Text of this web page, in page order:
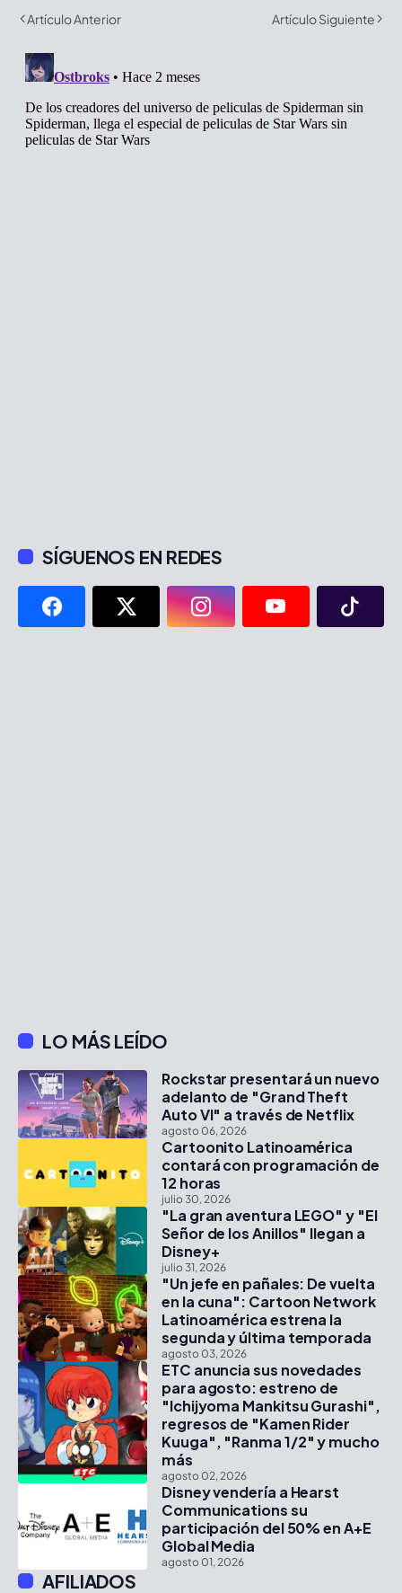
Artículo Anterior Artículo Siguiente
SÍGUENOS EN REDES
LO MÁS LEÍDO
Rockstar presentará un nuevo
adelanto de "Grand Theft
Auto VI" a través de Netflix
agosto 06, 2026
Cartoonito Latinoamérica
contará con programación de
12 horas
julio 30, 2026
"La gran aventura LEGO" y "El
Señor de los Anillos" llegan a
Disney+
julio 31, 2026
"Un jefe en pañales: De vuelta
en la cuna": Cartoon Network
Latinoamérica estrena la
segunda y última temporada
agosto 03, 2026
ETC anuncia sus novedades
para agosto: estreno de
"Ichijyoma Mankitsu Gurashi",
regresos de "Kamen Rider
Kuuga", "Ranma 1/2" y mucho
más
agosto 02, 2026
Disney vendería a Hearst
Communications su
participación del 50% en A+E
Global Media
agosto 01, 2026
AFILIADOS